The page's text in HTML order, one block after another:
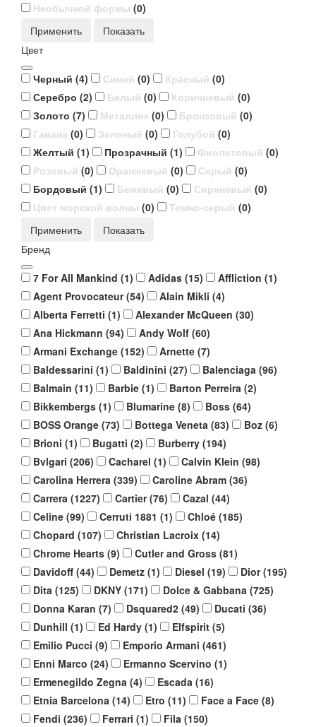
Необычной формы (0)
Применить
Цвет
Черный (4) Синий (0) Красный (0)
Серебро (2) Белый (0) Коричневый (0)
Золото (7) Металлик (0) Бронзовый (0)
Гавана (0) Зеленый (0) Голубой (0)
Желтый (1) Прозрачный (1) Фиолетовый (0)
Розовый (0) Оранжевый (0) Серый (0)
Бордовый (1) Бежевый (0) Сиреневый (0)
Цвет морской волны (0) Темно-серый (0)
Применить
Бренд
7 For All Mankind (1) Adidas (15) Affliction (1)
Agent Provocateur (54) Alain Mikli (4)
Alberta Ferretti (1) Alexander McQueen (30)
Ana Hickmann (94) Andy Wolf (60)
Armani Exchange (152) Arnette (7)
Baldessarini (1) Baldinini (27) Balenciaga (96)
Balmain (11) Barbie (1) Barton Perreira (2)
Bikkembergs (1) Blumarine (8) Boss (64)
BOSS Orange (73) Bottega Veneta (83) Boz (6)
Brioni (1) Bugatti (2) Burberry (194)
Bvlgari (206) Cacharel (1) Calvin Klein (98)
Carolina Herrera (339) Caroline Abram (36)
Carrera (1227) Cartier (76) Cazal (44)
Celine (99) Cerruti 1881 (1) Chloé (185)
Chopard (107) Christian Lacroix (14)
Chrome Hearts (9) Cutler and Gross (81)
Davidoff (44) Demetz (1) Diesel (19) Dior (195)
Dita (125) DKNY (171) Dolce & Gabbana (725)
Donna Karan (7) Dsquared2 (49) Ducati (36)
Dunhill (1) Ed Hardy (1) Elfspirit (5)
Emilio Pucci (9) Emporio Armani (461)
Enni Marco (24) Ermanno Scervino (1)
Ermenegildo Zegna (4) Escada (16)
Etnia Barcelona (14) Etro (11) Face a Face (8)
Fendi (236) Ferrari (1) Fila (150)